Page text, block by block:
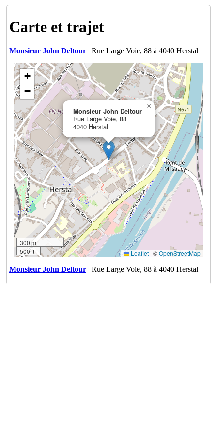
Carte et trajet
Monsieur John Deltour| Rue Large Voie, 88 à 4040 Herstal
Monsieur John Deltour
Rue Large Voie, 88
4040 Herstal
×
+
−
300 m
500 ft
Leaflet | ©OpenStreetMap
Monsieur John Deltour| Rue Large Voie, 88 à 4040 Herstal